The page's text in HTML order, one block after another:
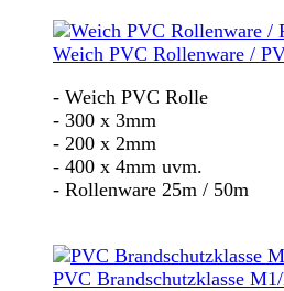
Weich PVC Rollenware /
- Weich PVC Rolle
- 300 x 3mm
- 200 x 2mm
- 400 x 4mm uvm.
- Rollenware 25m / 50m
PVC Brandschutzklasse